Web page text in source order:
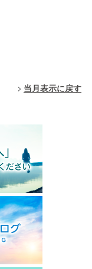
当月表示に戻す